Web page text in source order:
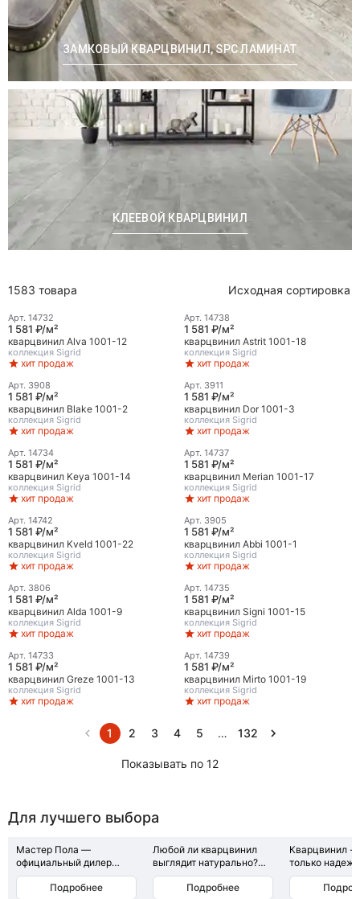
ЗАМКОВЫЙ КВАРЦВИНИЛ, SPC ЛАМИНАТ
КЛЕЕВОЙ КВАРЦВИНИЛ
1583 товара Исходная сортировка
Арт. 14732
1 581 ₽/м²
кварцвинил Alva 1001-12
коллекция Sigrid
хит продаж
Арт. 14738
1 581 ₽/м²
кварцвинил Astrit 1001-18
коллекция Sigrid
хит продаж
Лучшая цена
Арт. 3908
1 581 ₽/м²
кварцвинил Blake 1001-2
коллекция Sigrid
хит продаж
Арт. 3911
1 581 ₽/м²
кварцвинил Dor 1001-3
коллекция Sigrid
хит продаж
Арт. 14734
1 581 ₽/м²
кварцвинил Keya 1001-14
коллекция Sigrid
хит продаж
Арт. 14737
1 581 ₽/м²
кварцвинил Merian 1001-17
коллекция Sigrid
хит продаж
Арт. 14742
1 581 ₽/м²
кварцвинил Kveld 1001-22
коллекция Sigrid
хит продаж
Арт. 3905
1 581 ₽/м²
кварцвинил Abbi 1001-1
коллекция Sigrid
хит продаж
Арт. 3806
1 581 ₽/м²
кварцвинил Alda 1001-9
коллекция Sigrid
хит продаж
Арт. 14735
1 581 ₽/м²
кварцвинил Signi 1001-15
коллекция Sigrid
хит продаж
Арт. 14733
1 581 ₽/м²
кварцвинил Greze 1001-13
коллекция Sigrid
хит продаж
Арт. 14739
1 581 ₽/м²
кварцвинил Mirto 1001-19
коллекция Sigrid
хит продаж
1 2 3 4 5 … 132
Показывать по 12
Для лучшего выбора
Мастер Пола —
официальный дилер
Alpine Floor. Всё как на
сайте производителя —
Подробнее
Любой ли кварцвинил
выглядит натурально?
Нет. Всё решают детали:
низкоконтрастная
Подробнее
Кварцвинил -
только
практичный
возможности